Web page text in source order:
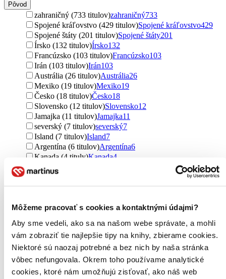
Môžeme pracovať s cookies a kontaktnými údajmi?
Aby sme vedeli, ako sa na našom webe správate, a mohli
vám zobraziť tie najlepšie tipy na knihy, zbierame cookies.
Niektoré sú naozaj potrebné a bez nich by naša stránka
vôbec nefungovala. Okrem toho používame analytické
cookies, ktoré nám umožňujú zisťovať, ako náš web
Pôvod
zahraničný (733 titulov)zahraničný733
Spojené kráľovstvo (429 titulov)Spojené kráľovstvo429
Spojené štáty (201 titulov)Spojené štáty201
Írsko (132 titulov)Írsko132
Francúzsko (103 titulov)Francúzsko103
Irán (103 titulov)Irán103
Austrália (26 titulov)Austrália26
Mexiko (19 titulov)Mexiko19
Česko (18 titulov)Česko18
Slovensko (12 titulov)Slovensko12
Jamajka (11 titulov)Jamajka11
severský (7 titulov)severský7
Island (7 titulov)Island7
Argentína (6 titulov)Argentína6
Kanada (4 tituly)Kanada4
Taliansko (4 tituly)
Malajzia (4 tituly)
Grécko (3 tituly)Grécko3
Japonsko (1 titul)Japonsko1
Útvar
romány (799 titulov)romány799
poviedky (131 titulov)poviedky131
učebnice (2 tituly)
učebnice 2